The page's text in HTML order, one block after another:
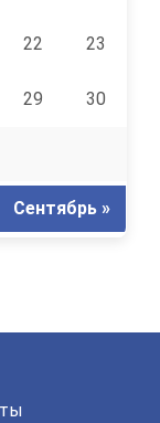
22 23
29 30
Сентябрь »